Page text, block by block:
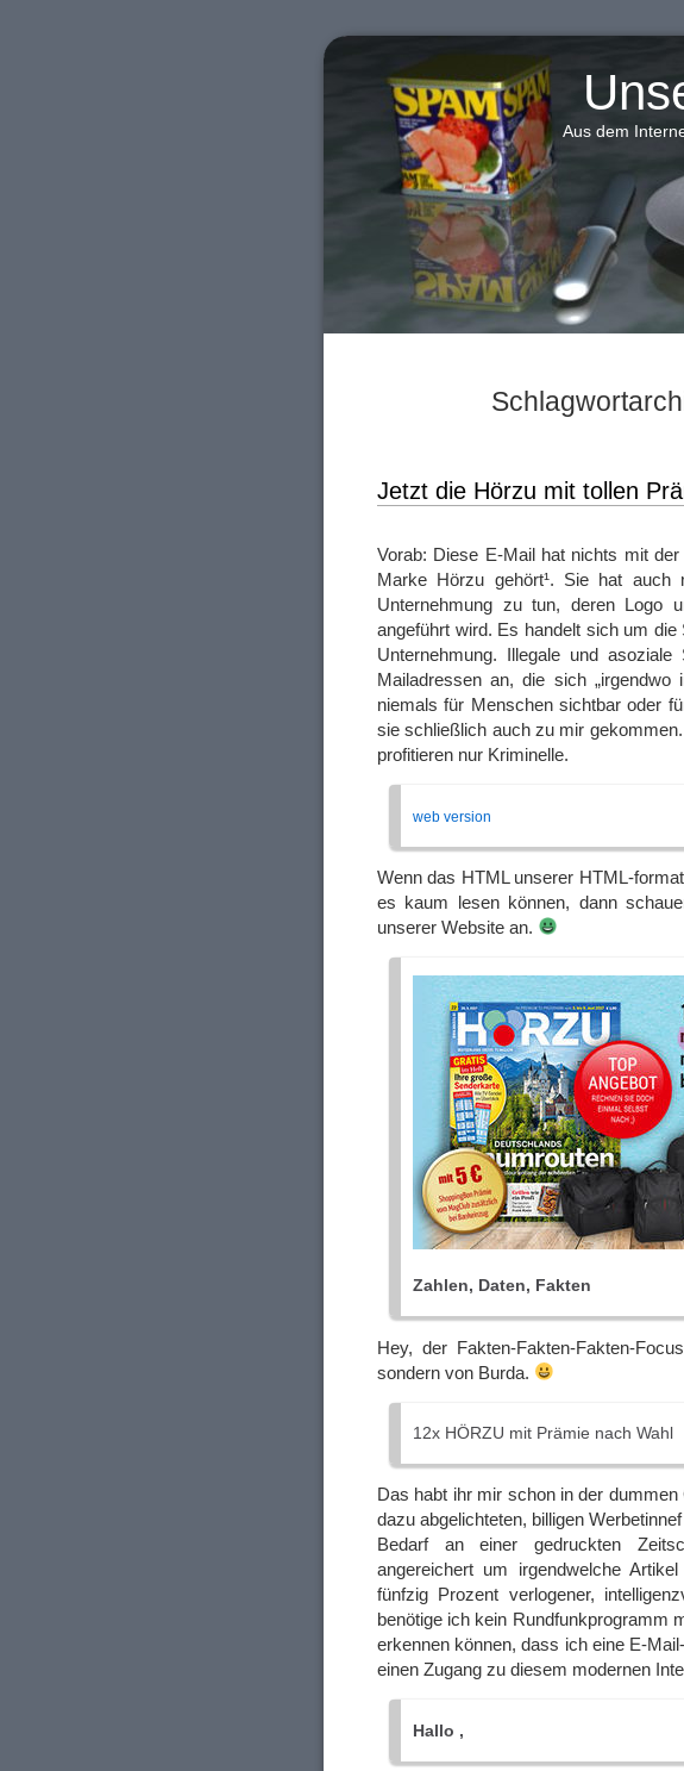
Aus dem
Jetzt die Hörzu mit tollen
Vorab: Diese E-Mail hat nichts mit
Marke Hörzu gehört¹. Sie hat auch
Unternehmung zu tun, deren Logo
angeführt wird. Es handelt sich um
Unternehmung. Illegale und
Mailadressen an, die sich „irgendwo
niemals für Menschen sichtbar oder
sie schließlich auch zu mir
profitieren nur Kriminelle.
web version
Wenn das HTML unserer HTML-
es kaum lesen können, dann
unserer Website an.
Zahlen, Daten, Fakten
Hey, der Fakten-Fakten-Fakten-
sondern von Burda.
12x HÖRZU mit Prämie nach Wahl
Das habt ihr mir schon in der
dazu abgelichteten, billigen
Bedarf an einer gedruckten
angereichert um irgendwelche
fünfzig Prozent verlogener,
benötige ich kein Rundfunkprogramm
erkennen können, dass ich eine E-
einen Zugang zu diesem modernen
Hallo ,